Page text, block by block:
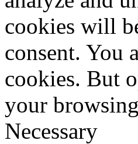
cookies will
consent. You
cookies. But
your
Necessary